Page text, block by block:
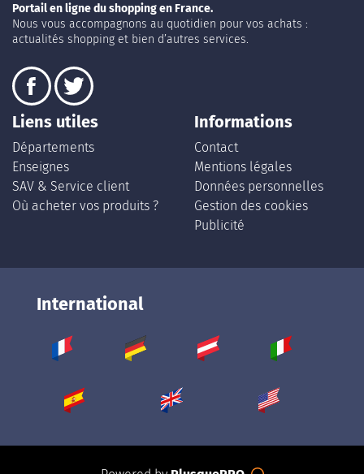
Portail en ligne du shopping en France.
Nous vous accompagnons au quotidien pour vos achats :
actualités shopping et bien d’autres services.
Liens utiles
Départements
Enseignes
SAV & Service client
Où acheter vos produits ?
Informations
Contact
Mentions légales
Données personnelles
Gestion des cookies
Publicité
International